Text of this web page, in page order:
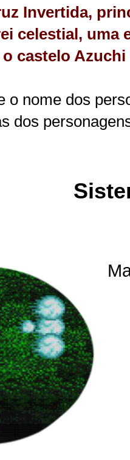
Invertida,
celestial, uma
castelo
o nome dos
dos